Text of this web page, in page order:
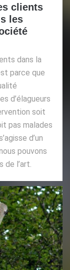
clients
les
dans la
parce que
d’élagueurs
soit
pas malades
d’un
pouvons
de l’art.